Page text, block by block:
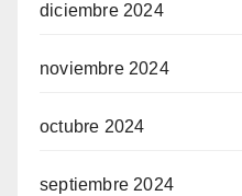
diciembre 2024
noviembre 2024
octubre 2024
septiembre 2024